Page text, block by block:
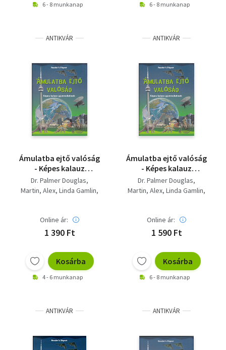
6 - 8 munkanap 6 - 8 munkanap
ANTIKVÁR
Ámulatba ejtő valóság
- Képes kalauz
gyermekeknek
Dr. Palmer Douglas
Martin, Alex Linda Gamlin
Online ár:
1 390 Ft
Kosárba
4 - 6 munkanap
ANTIKVÁR
Ámulatba ejtő valóság
- Képes kalauz
gyermekeknek
Dr. Palmer Douglas
Martin, Alex Linda Gamlin
Online ár:
1 590 Ft
Kosárba
6 - 8 munkanap
ANTIKVÁR ANTIKVÁR